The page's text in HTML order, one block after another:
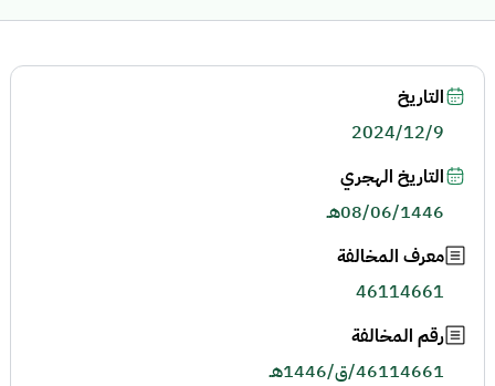
التاريخ
2024/12/9
التاريخ الهجري
08/06/1446هـ
معرف المخالفة
46114661
رقم المخالفة
46114661/ق/1446هـ